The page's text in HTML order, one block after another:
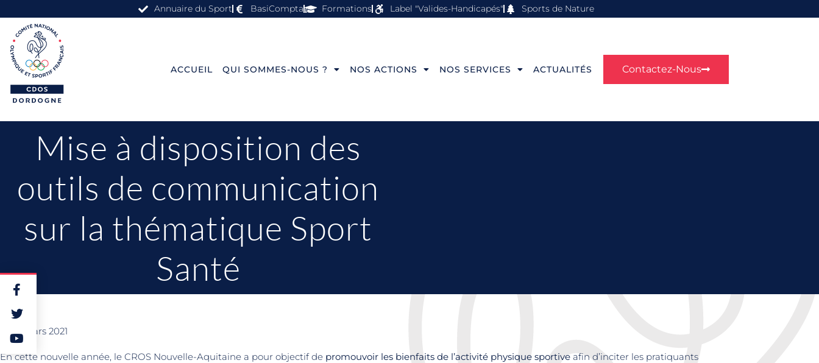
Annuaire du Sport BasiCompta Formations Label "Valides-Handicapés" Sports de Nature
ACCUEIL QUI SOMMES-NOUS ? NOS ACTIONS NOS SERVICES ACTUALITÉS Contactez-Nous
Mise à disposition des
outils de communication
sur la thématique Sport
Santé
17 mars 2021
En cette nouvelle année, le CROS Nouvelle-Aquitaine a pour objectif de promouvoir les bienfaits de l’activité physique sportive afin d’inciter les pratiquants